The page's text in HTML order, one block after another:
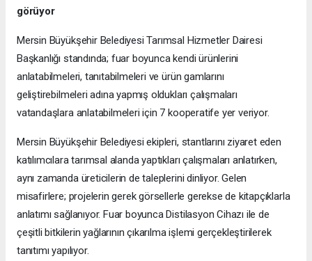
görüyor
Mersin Büyükşehir Belediyesi Tarımsal Hizmetler Dairesi
Başkanlığı standında; fuar boyunca kendi ürünlerini
anlatabilmeleri, tanıtabilmeleri ve ürün gamlarını
geliştirebilmeleri adına yapmış oldukları çalışmaları
vatandaşlara anlatabilmeleri için 7 kooperatife yer veriyor.
Mersin Büyükşehir Belediyesi ekipleri, stantlarını ziyaret eden
katılımcılara tarımsal alanda yaptıkları çalışmaları anlatırken,
aynı zamanda üreticilerin de taleplerini dinliyor. Gelen
misafirlere; projelerin gerek görsellerle gerekse de kitapçıklarla
anlatımı sağlanıyor. Fuar boyunca Distilasyon Cihazı ile de
çeşitli bitkilerin yağlarının çıkarılma işlemi gerçekleştirilerek
tanıtımı yapılıyor.